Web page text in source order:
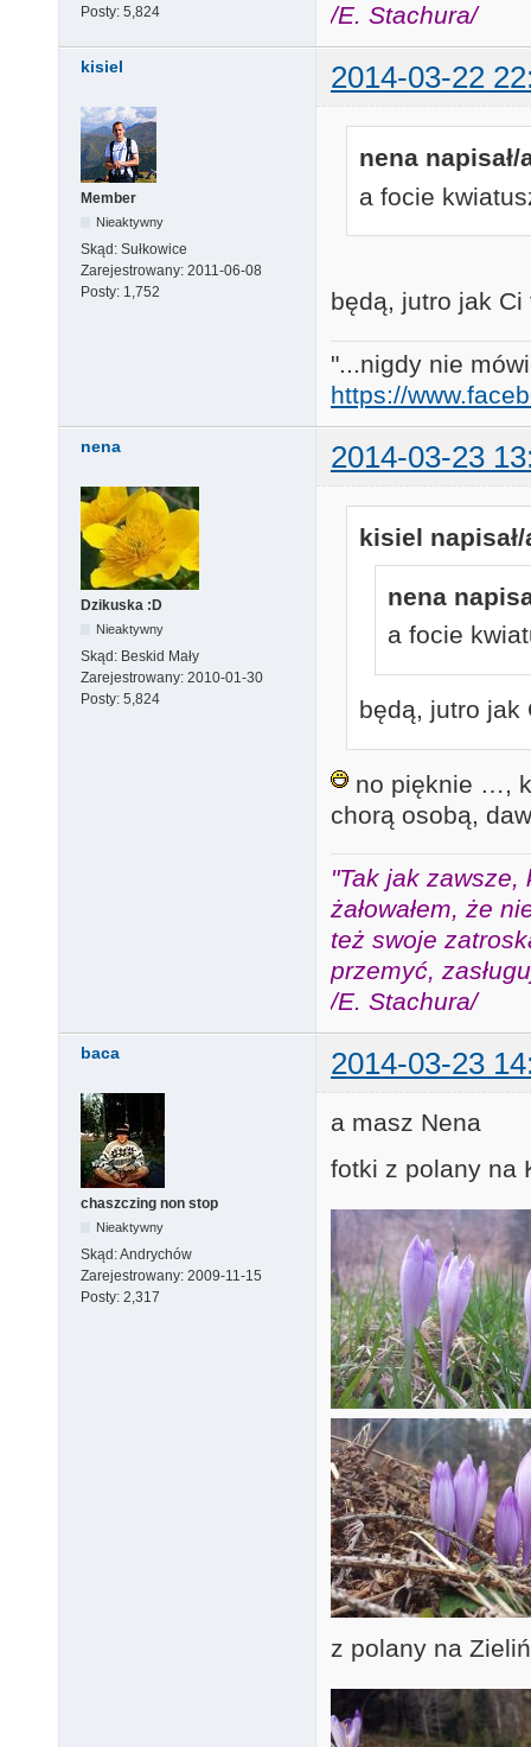
Posty: 5,824
/E. Stachura/
kisiel 2014-03-22
Member
Nieaktywny
Skąd: Sułkowice
Zarejestrowany: 2011-06-08
Posty: 1,752
nena napisał/
a focie
będą, jutro jak
"...nigdy nie
https://
nena 2014-03-23
Dzikuska :D
Nieaktywny
Skąd: Beskid Mały
Zarejestrowany: 2010-01-30
Posty: 5,824
kisiel napisał/
nena
a focie
będą, jutro jak
no pięknie …,
chorą osobą,
"Tak jak zawsze,
żałowałem, że
też swoje
przemyć,
/E. Stachura/
baca 2014-03-23
chaszczing non stop
Nieaktywny
Skąd:Andrychów
Zarejestrowany: 2009-11-15
Posty: 2,317
a masz Nena
fotki z polany na
z polany na